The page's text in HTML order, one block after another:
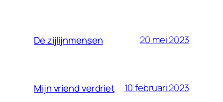
De zijlijnmensen 20 mei 2023
Mijn vriend verdriet 10 februari 2023